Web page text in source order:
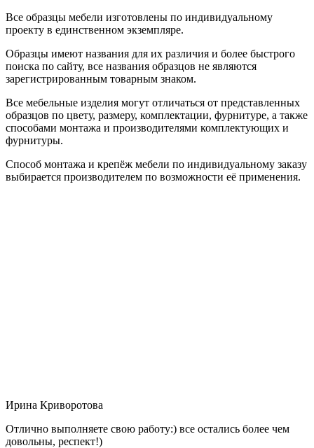
Все образцы мебели изготовлены по индивидуальному
проекту в единственном экземпляре.
Образцы имеют названия для их различия и более быстрого
поиска по сайту, все названия образцов не являются
зарегистрированным товарным знаком.
Все мебельные изделия могут отличаться от представленных
образцов по цвету, размеру, комплектации, фурнитуре, а также
способами монтажа и производителями комплектующих и
фурнитуры.
Способ монтажа и крепёж мебели по индивидуальному заказу
выбирается производителем по возможности её применения.
Ирина Криворотова
Отлично выполняете свою работу:) все остались более чем
довольны, респект!)